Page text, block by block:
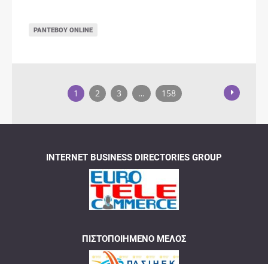
ΡΑΝΤΕΒΟΎ ONLINE
1 2 3 … 158
INTERNET BUSINESS DIRECTORIES GROUP
ΠΙΣΤΟΠΟΙΗΜΈΝΟ ΜΈΛΟΣ